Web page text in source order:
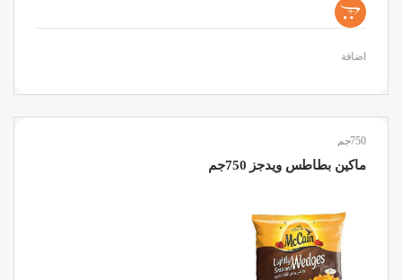
+
اضافة
750جم
ماكين بطاطس ويدجز 750جم